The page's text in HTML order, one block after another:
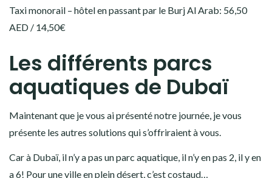
Taxi monorail – hôtel en passant par le Burj Al Arab: 56,50
AED / 14,50€
Les différents parcs
aquatiques de Dubaï
Maintenant que je vous ai présenté notre journée, je vous
présente les autres solutions qui s’offriraient à vous.
Car à Dubaï, il n’y a pas un parc aquatique, il n’y en pas 2, il y en
a 6! Pour une ville en plein désert, c’est costaud…